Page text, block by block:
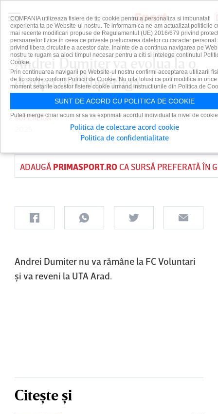
Andrei Dumiter va evolua la o
echipă din Superliga
SUPERLIGA PUBLICAT DETUDOR MOISAPE 4 IUN
ADAUGĂ PRIMASPORT.ROCA SURSĂ PREFERATĂ ÎN
Andrei Dumiter nu va rămâne la FC Voluntari
şi va reveni la UTA Arad.
Citește și
COMPANIA utilizeaza fisiere de tip cookie pentru a personaliza si imbunatati
experienta ta pe Website-ul nostru. Te informam ca ne-am actualizat politicile
mai recente modificari propuse de Regulamentul (UE) 2016/679 privind
persoanelor fizice in ceea ce priveste prelucrarea datelor cu caracter personal
privind libera circulatie a acestor date. Inainte de a continua navigarea pe
nostru te rugam sa aloci timpul necesar pentru a citi si intelege continutul
Cookie.
Prin continuarea navigarii pe Website-ul nostru confirmi acceptarea utilizarii
de tip cookie conform Politicii de Cookie. Nu uita totusi ca poti modifica in orice
moment setarile acestor fisiere cookie urmand instructiunile din Politica de
SUNT DE ACORD CU POLITICA DE COOKIE
Puteti merge chiar acum si sa va exprimati acordul individual la nivel de
Politica de colectare acord cookie
Politica de confidentialitate